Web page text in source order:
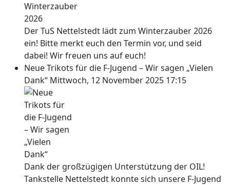
Der TuS Nettelstedt lädt zum Winterzauber 2026
ein! Bitte merkt euch den Termin vor, und seid
dabei! Wir freuen uns auf euch!
Neue Trikots für die F-Jugend – Wir sagen „Vielen
Dank“ Mittwoch, 12 November 2025 17:15
Dank der großzügigen Unterstützung der OIL!
Tankstelle Nettelstedt konnte sich unsere F-Jugend